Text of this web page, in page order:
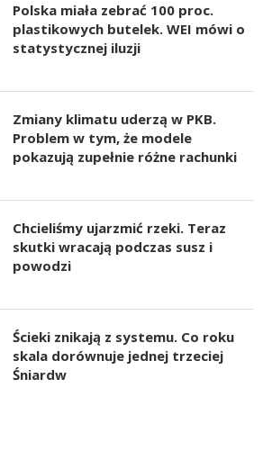
Polska miała zebrać 100 proc.
plastikowych butelek. WEI mówi o
statystycznej iluzji
Zmiany klimatu uderzą w PKB.
Problem w tym, że modele
pokazują zupełnie różne rachunki
Chcieliśmy ujarzmić rzeki. Teraz
skutki wracają podczas susz i
powodzi
Ścieki znikają z systemu. Co roku
skala dorównuje jednej trzeciej
Śniardw